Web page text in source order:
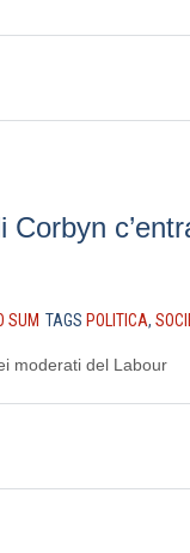
Corbyn
SUM TAGS POLITICA,
moderati del Labour